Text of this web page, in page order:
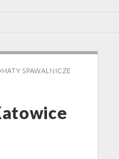
SPAWALNICZE